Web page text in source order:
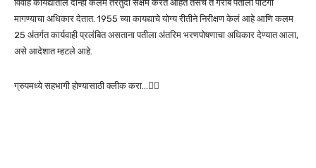
विवाह कायद्यातील दोन्ही कलमं तरतुदी सक्षम करत आहेत तसंच ते गरीब पतीला पोटगी
मागण्याचा अधिकार देतात. 1955 च्या कायद्याचे योग्य रीतीने निरीक्षण केलं आहे आणि कलम
25 अंतर्गत कार्यवाही प्रलंबित असताना पतीला अंतरिम भरणपोषणाचा अधिकार देण्यात आला,
असे आदेशात म्हटले आहे.
ग्रुपमध्ये सहभागी होण्यासाठी क्लीक करा…👆🏻